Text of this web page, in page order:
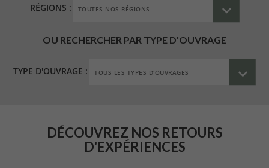
RÉGIONS :
OU RECHERCHER PAR TYPE D'OUVRAGE
TYPE D'OUVRAGE :
DÉCOUVREZ NOS RETOURS
D'EXPÉRIENCES